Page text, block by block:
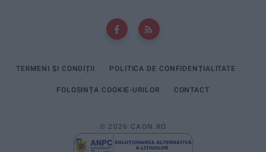
TERMENI ȘI CONDIȚII POLITICA DE CONFIDENȚIALITATE
FOLOSINȚA COOKIE-URILOR CONTACT
© 2026 CAON.RO